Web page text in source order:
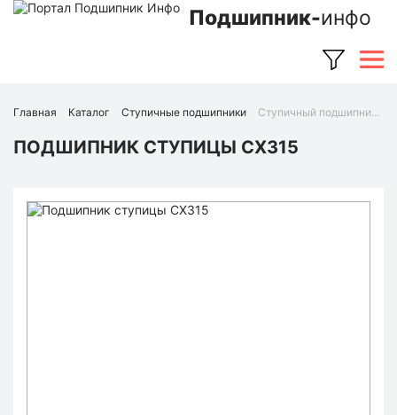
Подшипник-инфо
Главная Каталог Ступичные подшипники Ступичный подшипник CX315 (CX)
ПОДШИПНИК СТУПИЦЫ CX315